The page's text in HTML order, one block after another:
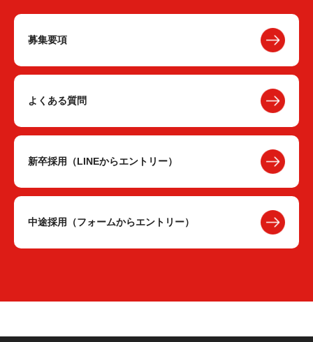
募集要項
よくある質問
新卒採用（LINEからエントリー）
中途採用（フォームからエントリー）